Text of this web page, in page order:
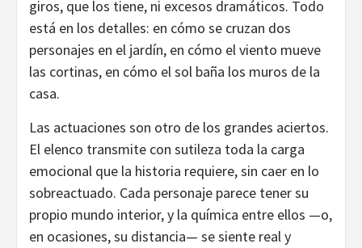
giros, que los tiene, ni excesos dramáticos. Todo
está en los detalles: en cómo se cruzan dos
personajes en el jardín, en cómo el viento mueve
las cortinas, en cómo el sol baña los muros de la
casa.
Las actuaciones son otro de los grandes aciertos.
El elenco transmite con sutileza toda la carga
emocional que la historia requiere, sin caer en lo
sobreactuado. Cada personaje parece tener su
propio mundo interior, y la química entre ellos —o,
en ocasiones, su distancia— se siente real y